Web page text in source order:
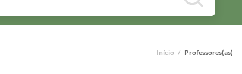
Início / Professores(as)